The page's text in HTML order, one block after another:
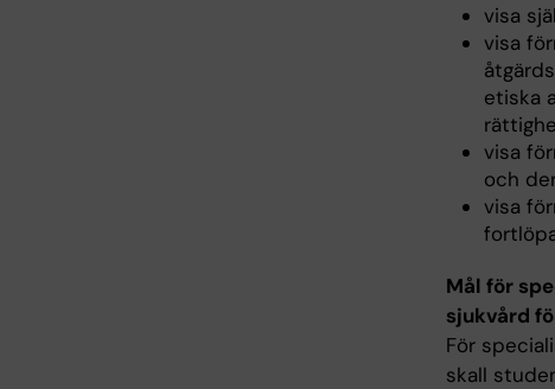
visa
visa
etiska
visa
och
visa
Mål för
sjukvård
För
skall